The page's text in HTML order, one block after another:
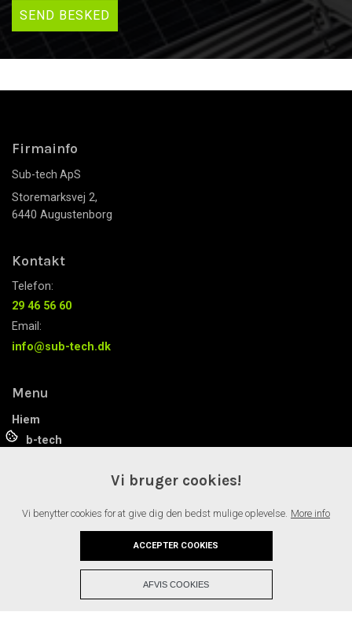
Firmainfo
Sub-tech ApS
Storemarksvej 2,
6440 Augustenborg
Kontakt
Telefon:
29 46 56 60
Email:
info@sub-tech.dk
Menu
Hjem
Sub-tech
Referencer
Vi bruger cookies!
Vi benytter cookies for at give dig den bedst mulige oplevelse. More info
ACCEPTER COOKIES
AFVIS COOKIES